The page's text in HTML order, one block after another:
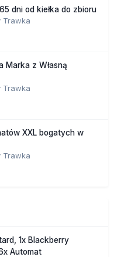
dni od kiełka do zbioru
Trawka
Marka z Własną
Trawka
XXL bogatych w
Trawka
1x Blackberry
Automat